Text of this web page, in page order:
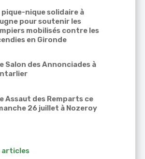
pique-nique solidaire à
pour soutenir les
mobilisés contre les
en Gironde
Salon des Annonciades à
Assaut des Remparts ce
26 juillet à Nozeroy
articles